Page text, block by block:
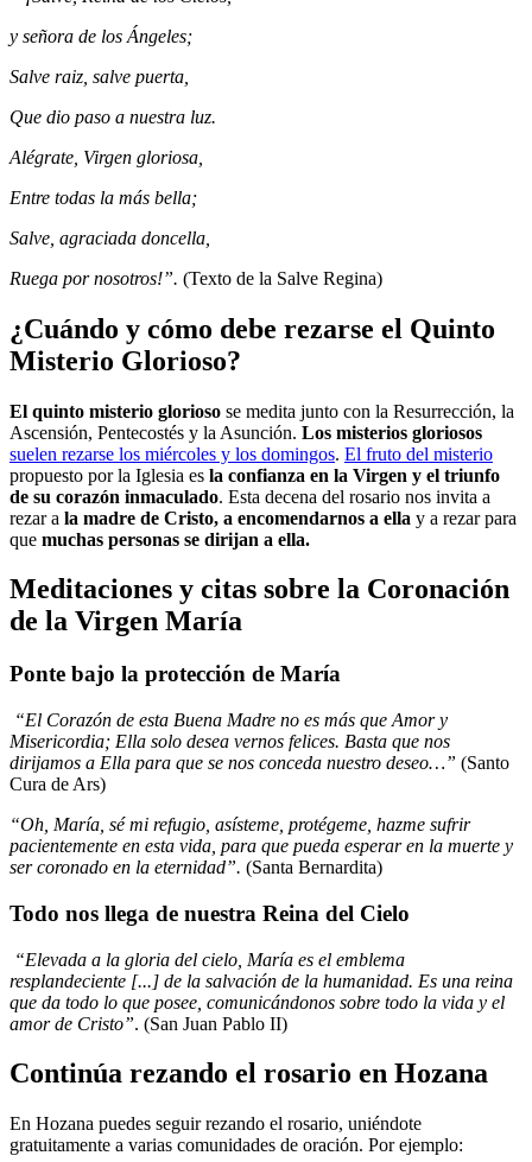
y señora de los Ángeles;
Salve raiz, salve puerta,
Que dio paso a nuestra luz.
Alégrate, Virgen gloriosa,
Entre todas la más bella;
Salve, agraciada doncella,
Ruega por nosotros!”. (Texto de la Salve Regina)
¿Cuándo y cómo debe rezarse el Quinto
Misterio Glorioso?
El quinto misterio glorioso se medita junto con la Resurrección, la
Ascensión, Pentecostés y la Asunción. Los misterios gloriosos
suelen rezarse los miércoles y los domingos. El fruto del misterio
propuesto por la Iglesia es la confianza en la Virgen y el triunfo
de su corazón inmaculado. Esta decena del rosario nos invita a
rezar a la madre de Cristo, a encomendarnos a ella y a rezar para
que muchas personas se dirijan a ella.
Meditaciones y citas sobre la Coronación
de la Virgen María
Ponte bajo la protección de María
“El Corazón de esta Buena Madre no es más que Amor y
Misericordia; Ella solo desea vernos felices. Basta que nos
dirijamos a Ella para que se nos conceda nuestro deseo…” (Santo
Cura de Ars)
“Oh, María, sé mi refugio, asísteme, protégeme, hazme sufrir
pacientemente en esta vida, para que pueda esperar en la muerte y
ser coronado en la eternidad”. (Santa Bernardita)
Todo nos llega de nuestra Reina del Cielo
“Elevada a la gloria del cielo, María es el emblema
resplandeciente [...] de la salvación de la humanidad. Es una reina
que da todo lo que posee, comunicándonos sobre todo la vida y el
amor de Cristo”. (San Juan Pablo II)
Continúa rezando el rosario en Hozana
En Hozana puedes seguir rezando el rosario, uniéndote
gratuitamente a varias comunidades de oración. Por ejemplo: